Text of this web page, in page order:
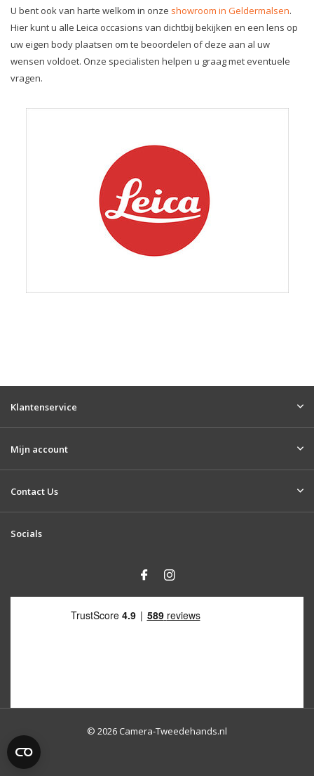
U bent ook van harte welkom in onze showroom in Geldermalsen.
Hier kunt u alle Leica occasions van dichtbij bekijken en een lens op
uw eigen body plaatsen om te beoordelen of deze aan al uw
wensen voldoet. Onze specialisten helpen u graag met eventuele
vragen.
Klantenservice
Mijn account
Contact Us
Socials
© 2026 Camera-Tweedehands.nl